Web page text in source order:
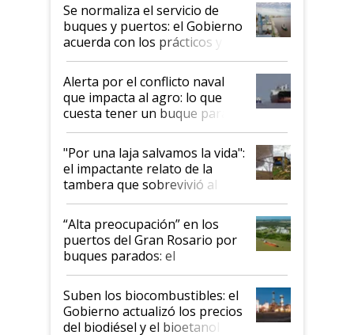
Se normaliza el servicio de
buques y puertos: el Gobierno
acuerda con los prácticos y
suspende el decreto de
desregulación
Alerta por el conflicto naval
que impacta al agro: lo que
cuesta tener un buque parado
y el peligro de que Argentina
pase a ser "país sucio"
"Por una laja salvamos la vida":
el impactante relato de la
tambera que sobrevivió al
tornado
“Alta preocupación” en los
puertos del Gran Rosario por
buques parados: el
funcionamiento de las
exportadoras en tensión tras
la medida de fuerza de los
prácticos
Suben los biocombustibles: el
Gobierno actualizó los precios
del biodiésel y el bioetanol